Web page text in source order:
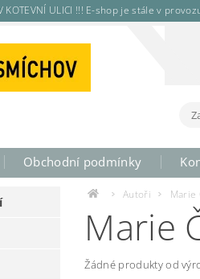
V KOTEVNÍ ULICI !!! E-shop je stále v
Obchodní podmínky
Autoři Marie
Marie
Žádné produkty od